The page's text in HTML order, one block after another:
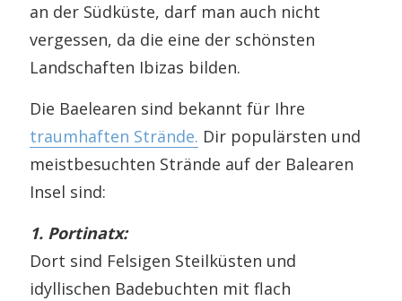
an der Südküste, darf man auch nicht
vergessen, da die eine der schönsten
Landschaften Ibizas bilden.
Die Baelearen sind bekannt für Ihre
traumhaften Strände. Dir populärsten und
meistbesuchten Strände auf der Balearen
Insel sind:
1. Portinatx:
Dort sind Felsigen Steilküsten und
idyllischen Badebuchten mit flach